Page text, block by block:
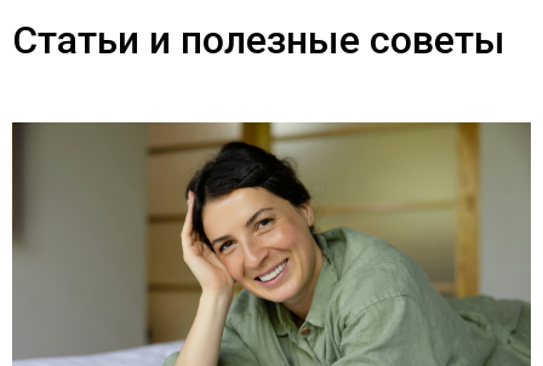
Статьи и полезные советы